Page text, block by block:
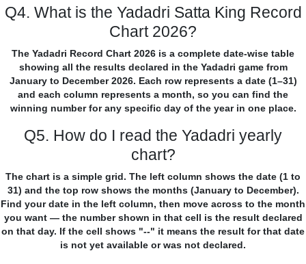
Q4. What is the Yadadri Satta King Record
Chart 2026?
The Yadadri Record Chart 2026 is a complete date-wise table
showing all the results declared in the Yadadri game from
January to December 2026. Each row represents a date (1–31)
and each column represents a month, so you can find the
winning number for any specific day of the year in one place.
Q5. How do I read the Yadadri yearly
chart?
The chart is a simple grid. The left column shows the date (1 to
31) and the top row shows the months (January to December).
Find your date in the left column, then move across to the month
you want — the number shown in that cell is the result declared
on that day. If the cell shows "--" it means the result for that date
is not yet available or was not declared.